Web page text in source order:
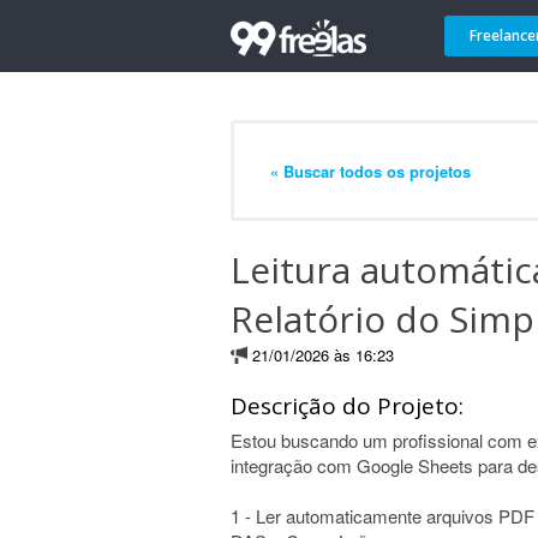
« Buscar todos os projetos
Leitura
Relatório do
21/01/2026 às 16:23
Descrição do Projeto:
Estou buscando um profissional com
integração com Google Sheets para
1 - Ler automaticamente arquivos